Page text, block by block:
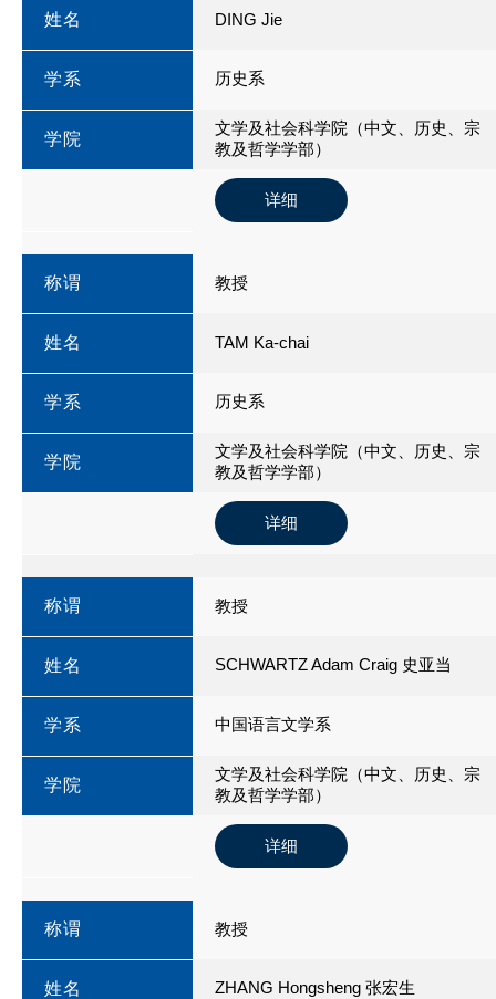
姓名 DING Jie
学系 历史系
学院
文学及社会科学院（中文、历史、宗
教及哲学学部）
详细
称谓 教授
姓名 TAM Ka-chai
学系 历史系
学院
文学及社会科学院（中文、历史、宗
教及哲学学部）
详细
称谓 教授
姓名 SCHWARTZ Adam Craig 史亚当
学系 中国语言文学系
学院
文学及社会科学院（中文、历史、宗
教及哲学学部）
详细
称谓 教授
姓名 ZHANG Hongsheng 张宏生